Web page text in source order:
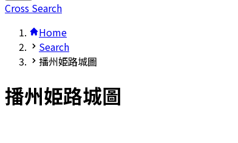
Cross Search
Home
Search
播州姫路城圖
播州姫路城圖